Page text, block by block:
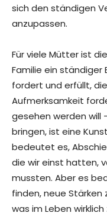
sich den ständigen
anzupassen.
Für viele Mütter ist
Familie ein ständiger
fordert und erfüllt,
Aufmerksamkeit
gesehen werden will
bringen, ist eine
bedeutet es,
die wir einst hatten,
mussten. Aber es
finden, neue Stärken
was im Leben wirklich